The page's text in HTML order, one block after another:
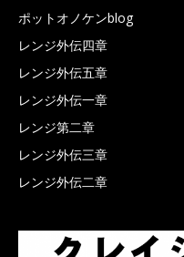
ポットオノケンblog
レンジ外伝四章
レンジ外伝五章
レンジ外伝一章
レンジ第二章
レンジ外伝三章
レンジ外伝二章